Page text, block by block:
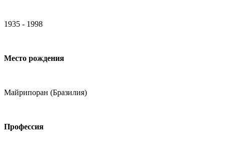
1935 - 1998
Место рождения
Майрипоран (Бразилия)
Профессия